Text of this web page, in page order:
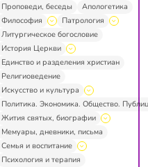
Проповеди, беседы
Апологетика
Философия
Патрология
Литургическое богословие
История Церкви
Единство и разделения христиан
Религиоведение
Искусство и культура
Политика. Экономика. Общество.
Жития святых, биографии
Мемуары, дневники, письма
Семья и воспитание
Психология и терапия